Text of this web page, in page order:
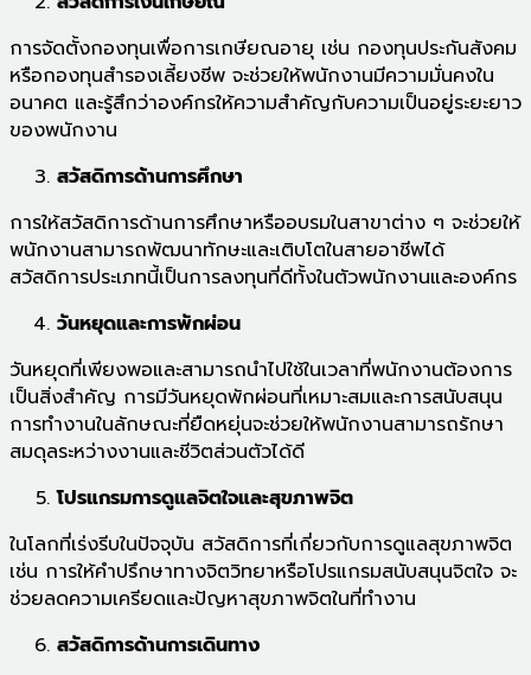
การจัดตั้งกองทุนเพื่อการเกษียณอายุ เช่น กองทุนประกันสังคม
หรือกองทุนสำรองเลี้ยงชีพ จะช่วยให้พนักงานมีความมั่นคงใน
อนาคต และรู้สึกว่าองค์กรให้ความสำคัญกับความเป็นอยู่ระยะยาว
ของพนักงาน
สวัสดิการด้านการศึกษา
การให้สวัสดิการด้านการศึกษาหรืออบรมในสาขาต่าง ๆ จะช่วยให้
พนักงานสามารถพัฒนาทักษะและเติบโตในสายอาชีพได้
สวัสดิการประเภทนี้เป็นการลงทุนที่ดีทั้งในตัวพนักงานและองค์กร
วันหยุดและการพักผ่อน
วันหยุดที่เพียงพอและสามารถนำไปใช้ในเวลาที่พนักงานต้องการ
เป็นสิ่งสำคัญ การมีวันหยุดพักผ่อนที่เหมาะสมและการสนับสนุน
การทำงานในลักษณะที่ยืดหยุ่นจะช่วยให้พนักงานสามารถรักษา
สมดุลระหว่างงานและชีวิตส่วนตัวได้ดี
โปรแกรมการดูแลจิตใจและสุขภาพจิต
ในโลกที่เร่งรีบในปัจจุบัน สวัสดิการที่เกี่ยวกับการดูแลสุขภาพจิต
เช่น การให้คำปรึกษาทางจิตวิทยาหรือโปรแกรมสนับสนุนจิตใจ จะ
ช่วยลดความเครียดและปัญหาสุขภาพจิตในที่ทำงาน
สวัสดิการด้านการเดินทาง